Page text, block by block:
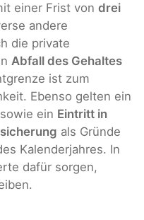
einer Frist von drei
andere
die private
Abfall des Gehaltes
ist zum
Ebenso gelten ein
ein Eintritt in
als Gründe
Kalenderjahres. In
dafür sorgen,